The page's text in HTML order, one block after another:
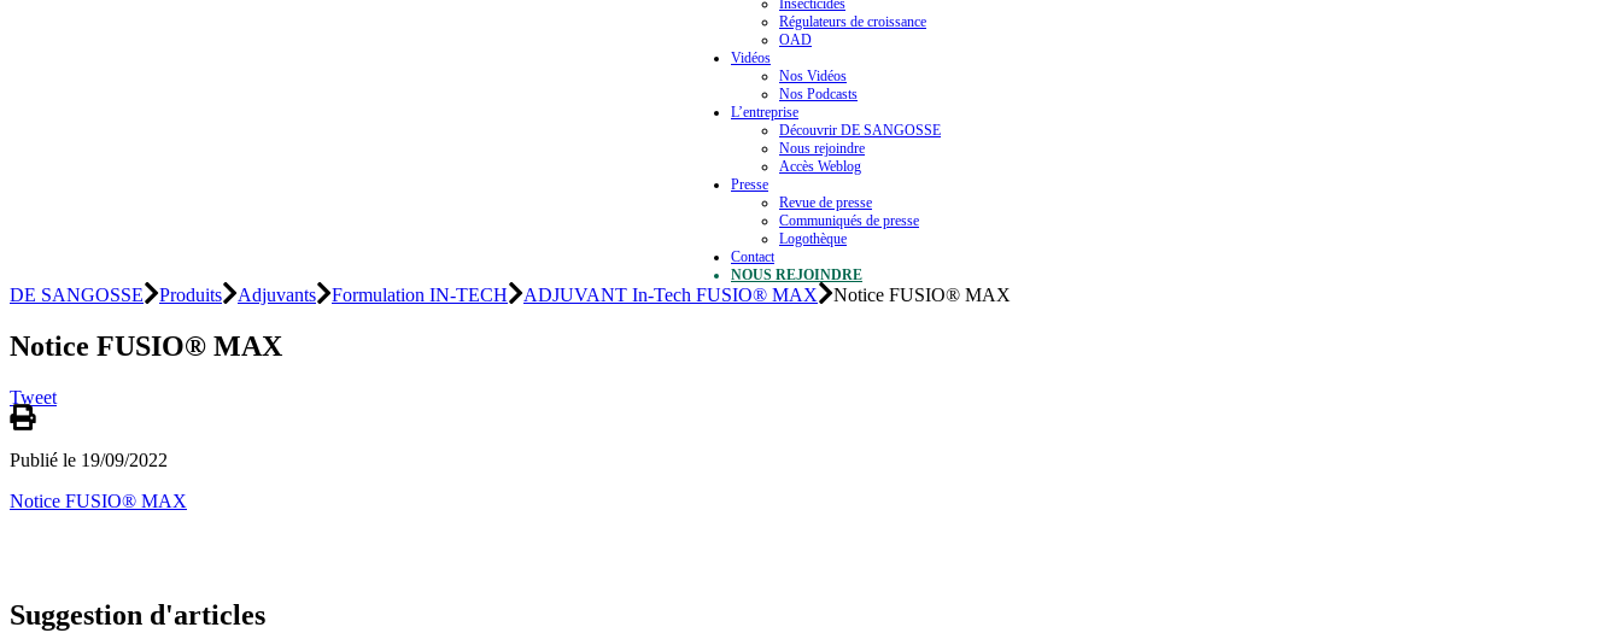
Insecticides
Régulateurs de croissance
OAD
Vidéos
Nos Vidéos
Nos Podcasts
L’entreprise
Découvrir DE SANGOSSE
Nous rejoindre
Accès Weblog
Presse
Revue de presse
Communiqués de presse
Logothèque
Contact
NOUS REJOINDRE
DE SANGOSSE Produits Adjuvants Formulation IN-TECH ADJUVANT In-Tech FUSIO® MAX Notice FUSIO® MAX
Notice FUSIO® MAX
Tweet
Publié le 19/09/2022
Notice FUSIO® MAX
Suggestion d'articles